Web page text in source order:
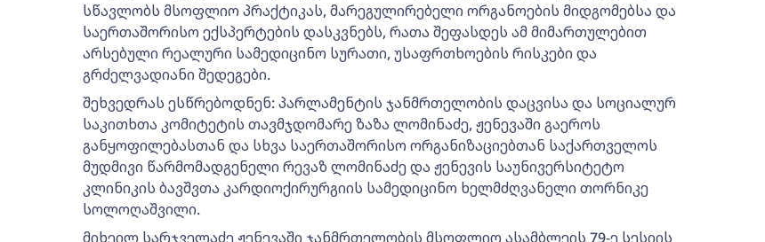
სწავლობს მსოფლიო პრაქტიკას, მარეგულირებელი ორგანოების მიდგომებსა და
საერთაშორისო ექსპერტების დასკვნებს, რათა შეფასდეს ამ მიმართულებით
არსებული რეალური სამედიცინო სურათი, უსაფრთხოების რისკები და
გრძელვადიანი შედეგები.
შეხვედრას ესწრებოდნენ: პარლამენტის ჯანმრთელობის დაცვისა და სოციალურ
საკითხთა კომიტეტის თავმჯდომარე ზაზა ლომინაძე, ჟენევაში გაეროს
განყოფილებასთან და სხვა საერთაშორისო ორგანიზაციებთან საქართველოს
მუდმივი წარმომადგენელი რევაზ ლომინაძე და ჟენევის საუნივერსიტეტო
კლინიკის ბავშვთა კარდიოქირურგიის სამედიცინო ხელმძღვანელი თორნიკე
სოლოღაშვილი.
მიხეილ სარჯველაძე ჟენევაში ჯანმრთელობის მსოფლიო ასამბლეის 79-ე სესიის